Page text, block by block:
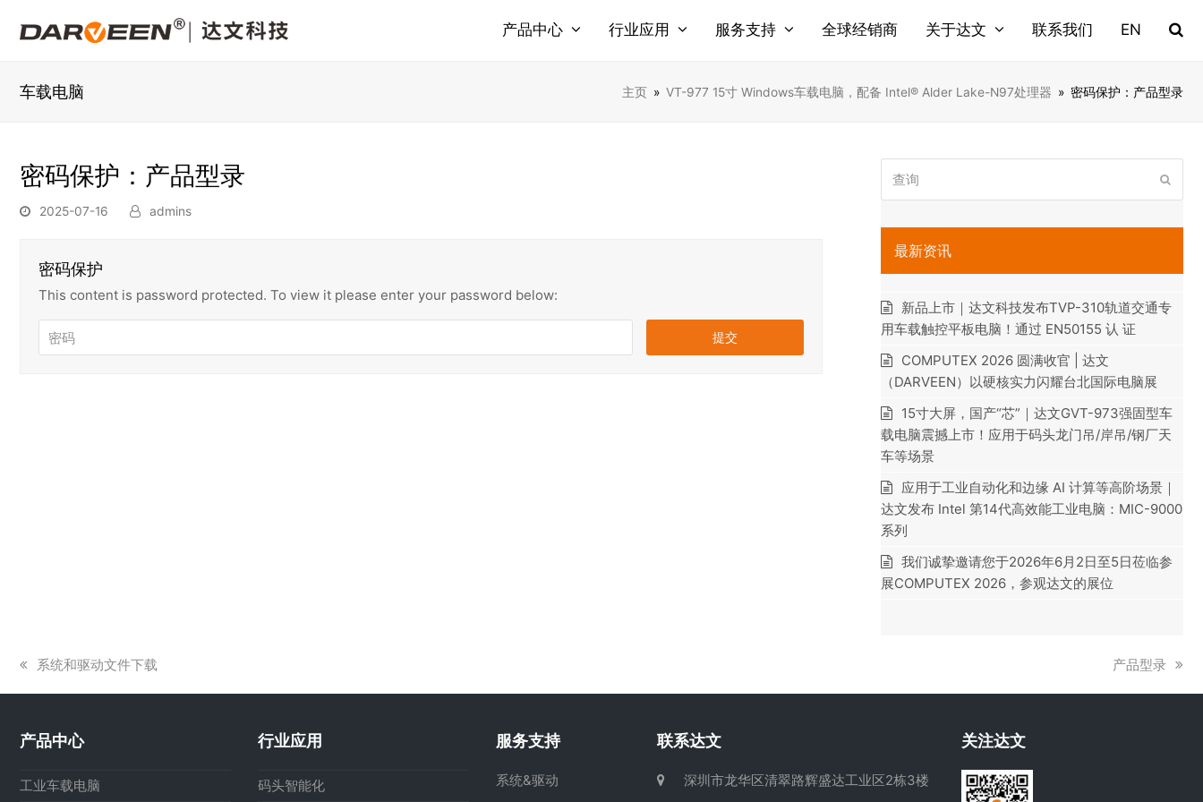
产品中心 行业应用 服务支持 全球经销商 关于达文 联系我们 EN
车载电脑 主页 » VT-977 15寸 Windows车载电脑，配备 Intel® Alder Lake-N97处理器 » 密码保护：产品型录
密码保护：产品型录
2025-07-16 admins
密码保护
This content is password protected. To view it please enter your password below:
询
最新资讯
新品上市｜达文科技发布TVP-310轨道交通专
用车载触控平板电脑！通过 EN50155 认 证
COMPUTEX 2026 圆满收官 | 达文
（DARVEEN）以硬核实力闪耀台北国际电脑展
15寸大屏，国产“芯”｜达文GVT-973强固型车
载电脑震撼上市！应用于码头龙门吊/岸吊/钢厂天
车等场景
应用于工业自动化和边缘 AI 计算等高阶场景｜
达文发布 Intel 第14代高效能工业电脑：MIC-9000
系列
我们诚挚邀请您于2026年6月2日至5日莅临参
展COMPUTEX 2026，参观达文的展位
上
章:
系统和驱动文件下载
下
产品型录
产品中心
工业车载电脑
行业应用
码头智能化
服务支持
系统&驱动
联系达文
深圳市龙华区清翠路辉盛达工业区2栋3楼
关注达文